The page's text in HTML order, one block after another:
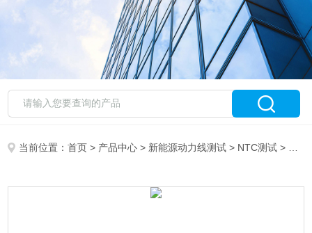
当前位置：首页 > 产品中心 > 新能源动力线测试 > NTC测试 > 高速连接器 测试设备SAIMR7000